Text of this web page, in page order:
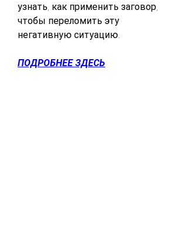
узнать, как применить заговор,
чтобы переломить эту
негативную ситуацию.
ПОДРОБНЕЕ ЗДЕСЬ